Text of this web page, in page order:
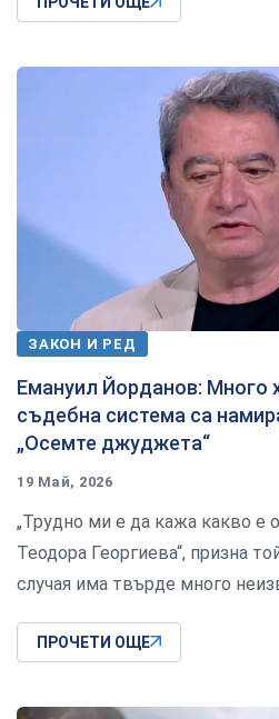
ЗАКОН И РЕД
Емануил Йорданов: Много
съдебна система са
„Осемте джуджета“
19 Май, 2026
„Трудно ми е да кажа какво е
Теодора Георгиева“, призна
случая има твърде много
ПРОЧЕТИ ОЩЕ